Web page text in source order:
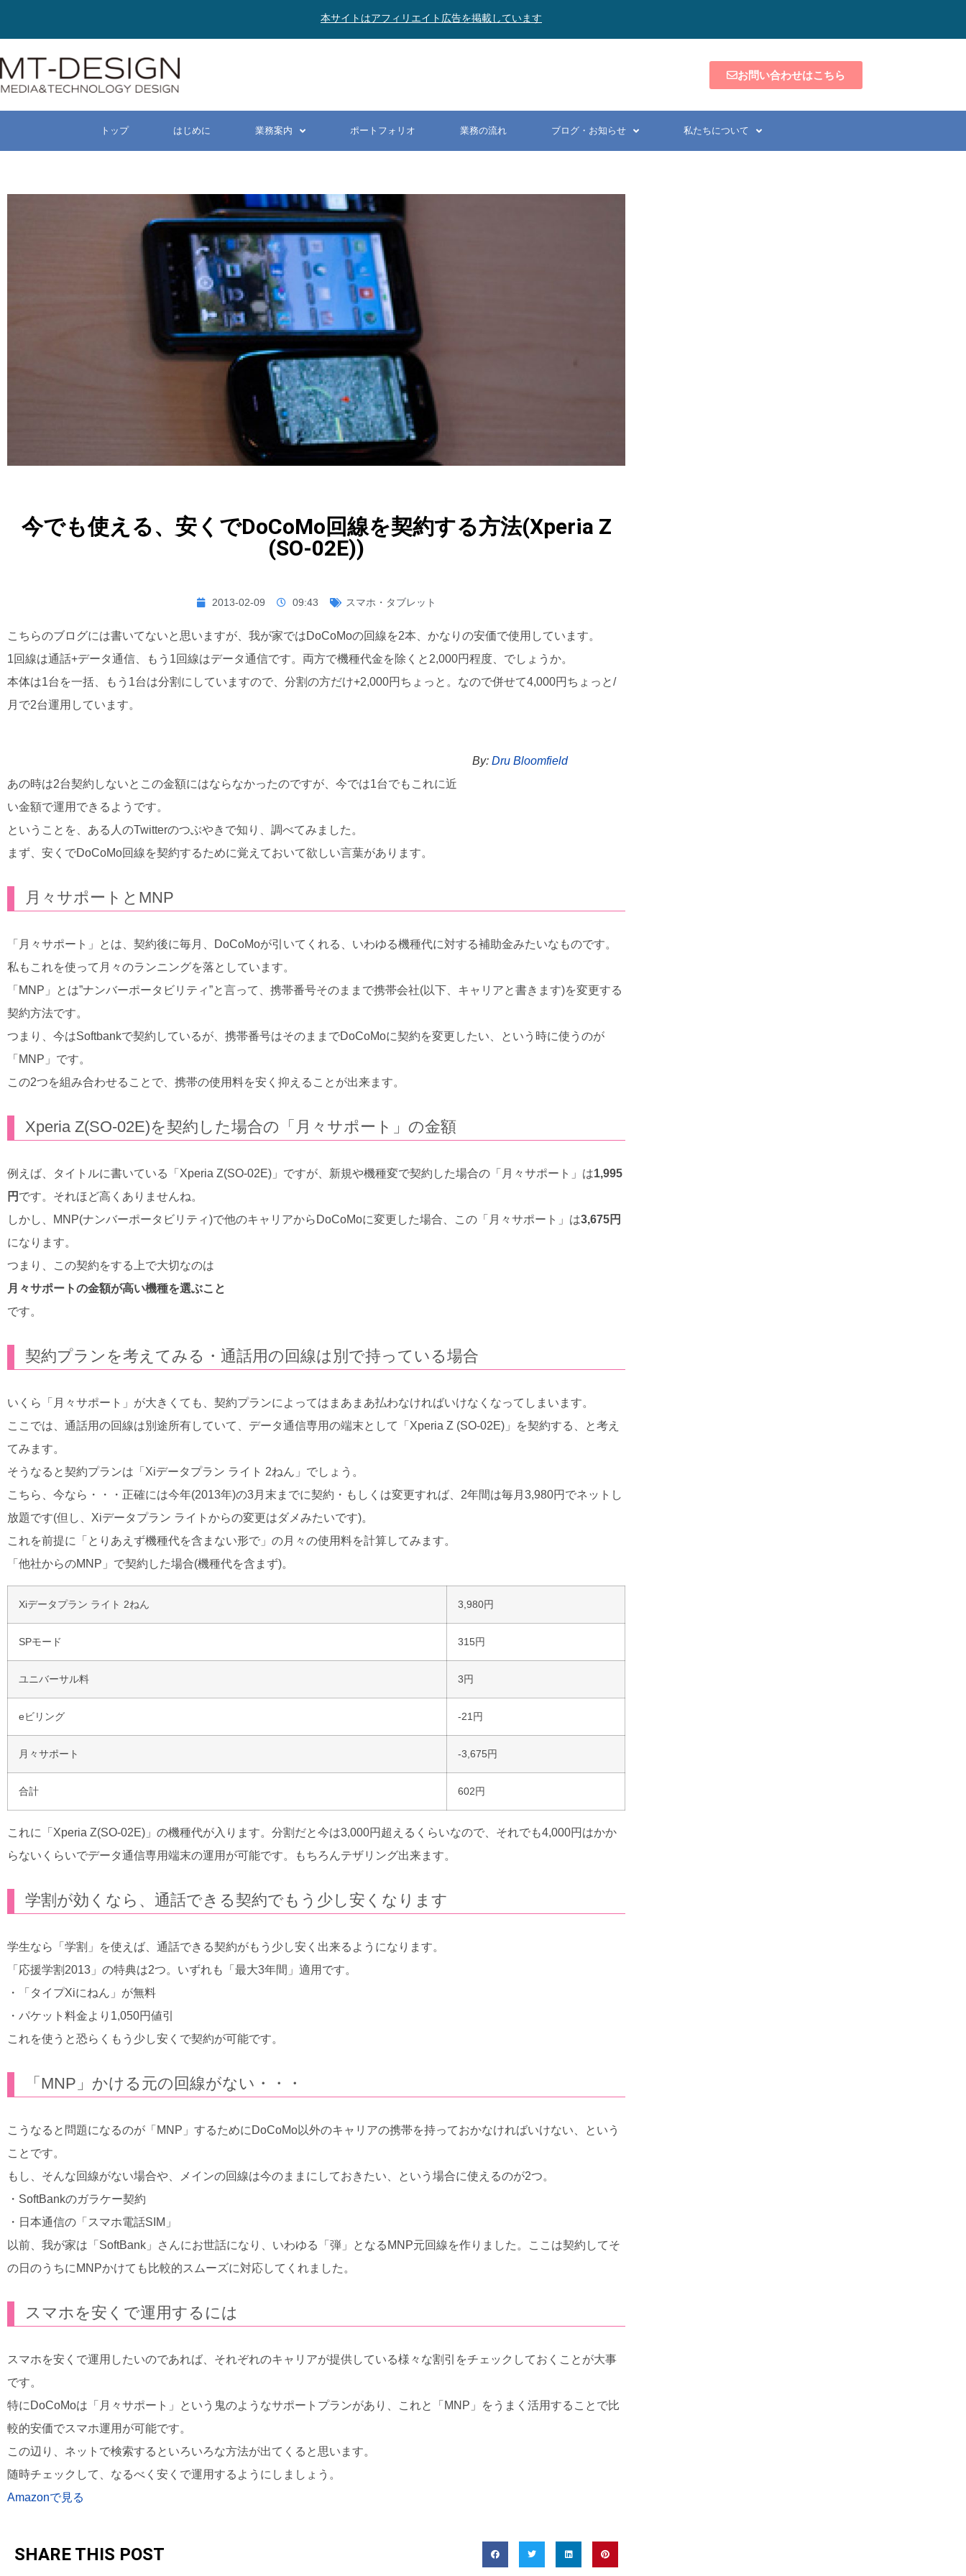
本サイトはアフィリエイト広告を掲載しています
お問い合わせはこちら
トップ はじめに 業務案内 ポートフォリオ 業務の流れ ブログ・お知らせ 私たちについて
今でも使える、安くでDoCoMo回線を契約する方法(Xperia Z
(SO-02E))
2013-02-09 09:43 スマホ・タブレット
こちらのブログには書いてないと思いますが、我が家ではDoCoMoの回線を2本、かなりの安価で使用しています。
1回線は通話+データ通信、もう1回線はデータ通信です。両方で機種代金を除くと2,000円程度、でしょうか。
本体は1台を一括、もう1台は分割にしていますので、分割の方だけ+2,000円ちょっと。なので併せて4,000円ちょっと/
月で2台運用しています。
By: Dru Bloomfield
あの時は2台契約しないとこの金額にはならなかったのですが、今では1台でもこれに近
い金額で運用できるようです。
ということを、ある人のTwitterのつぶやきで知り、調べてみました。
まず、安くでDoCoMo回線を契約するために覚えておいて欲しい言葉があります。
月々サポートとMNP
「月々サポート」とは、契約後に毎月、DoCoMoが引いてくれる、いわゆる機種代に対する補助金みたいなものです。
私もこれを使って月々のランニングを落としています。
「MNP」とは”ナンバーポータビリティ”と言って、携帯番号そのままで携帯会社(以下、キャリアと書きます)を変更する
契約方法です。
つまり、今はSoftbankで契約しているが、携帯番号はそのままでDoCoMoに契約を変更したい、という時に使うのが
「MNP」です。
この2つを組み合わせることで、携帯の使用料を安く抑えることが出来ます。
Xperia Z(SO-02E)を契約した場合の「月々サポート」の金額
例えば、タイトルに書いている「Xperia Z(SO-02E)」ですが、新規や機種変で契約した場合の「月々サポート」は1,995
円 です。それほど高くありませんね。
しかし、MNP(ナンバーポータビリティ)で他のキャリアからDoCoMoに変更した場合、この「月々サポート」は3,675円
になります。
つまり、この契約をする上で大切なのは
月々サポートの金額が高い機種を選ぶこと
です。
契約プランを考えてみる・通話用の回線は別で持っている場合
いくら「月々サポート」が大きくても、契約プランによってはまあまあ払わなければいけなくなってしまいます。
ここでは、通話用の回線は別途所有していて、データ通信専用の端末として「Xperia Z (SO-02E)」を契約する、と考え
てみます。
そうなると契約プランは「Xiデータプラン ライト 2ねん」でしょう。
こちら、今なら・・・正確には今年(2013年)の3月末までに契約・もしくは変更すれば、2年間は毎月3,980円でネットし
放題です(但し、Xiデータプラン ライトからの変更はダメみたいです)。
これを前提に「とりあえず機種代を含まない形で」の月々の使用料を計算してみます。
「他社からのMNP」で契約した場合(機種代を含まず)。
Xiデータプラン ライト 2ねん 3,980円
SPモード 315円
ユニバーサル料 3円
eビリング -21円
月々サポート -3,675円
合計 602円
これに「Xperia Z(SO-02E)」の機種代が入ります。分割だと今は3,000円超えるくらいなので、それでも4,000円はかか
らないくらいでデータ通信専用端末の運用が可能です。もちろんテザリング出来ます。
学割が効くなら、通話できる契約でもう少し安くなります
学生なら「学割」を使えば、通話できる契約がもう少し安く出来るようになります。
「応援学割2013」の特典は2つ。いずれも「最大3年間」適用です。
・「タイプXiにねん」が無料
・パケット料金より1,050円値引
これを使うと恐らくもう少し安くで契約が可能です。
「MNP」かける元の回線がない・・・
こうなると問題になるのが「MNP」するためにDoCoMo以外のキャリアの携帯を持っておかなければいけない、という
ことです。
もし、そんな回線がない場合や、メインの回線は今のままにしておきたい、という場合に使えるのが2つ。
・SoftBankのガラケー契約
・日本通信の「スマホ電話SIM」
以前、我が家は「SoftBank」さんにお世話になり、いわゆる「弾」となるMNP元回線を作りました。ここは契約してそ
の日のうちにMNPかけても比較的スムーズに対応してくれました。
スマホを安くで運用するには
スマホを安くで運用したいのであれば、それぞれのキャリアが提供している様々な割引をチェックしておくことが大事
です。
特にDoCoMoは「月々サポート」という鬼のようなサポートプランがあり、これと「MNP」をうまく活用することで比
較的安価でスマホ運用が可能です。
この辺り、ネットで検索するといろいろな方法が出てくると思います。
随時チェックして、なるべく安くで運用するようにしましょう。
Amazonで見る
SHARE THIS POST